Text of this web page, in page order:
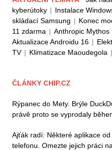
kyberútoky | Instalace
skládací Samsung | Konec
11 zdarma | Anthropic Mythos
Aktualizace Androidu 16 |
TV | Klimatizace Maoudegola |
ČLÁNKY CHIP.CZ
Rýpanec do Mety. Brýle
právě proto se vyprodaly
Ajťák radí: Některé aplikace
telefonu. Omezte jejich práci